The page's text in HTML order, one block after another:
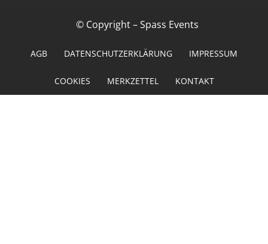
© Copyright – Spass Events
AGB DATENSCHUTZERKLÄRUNG IMPRESSUM
COOKIES MERKZETTEL KONTAKT